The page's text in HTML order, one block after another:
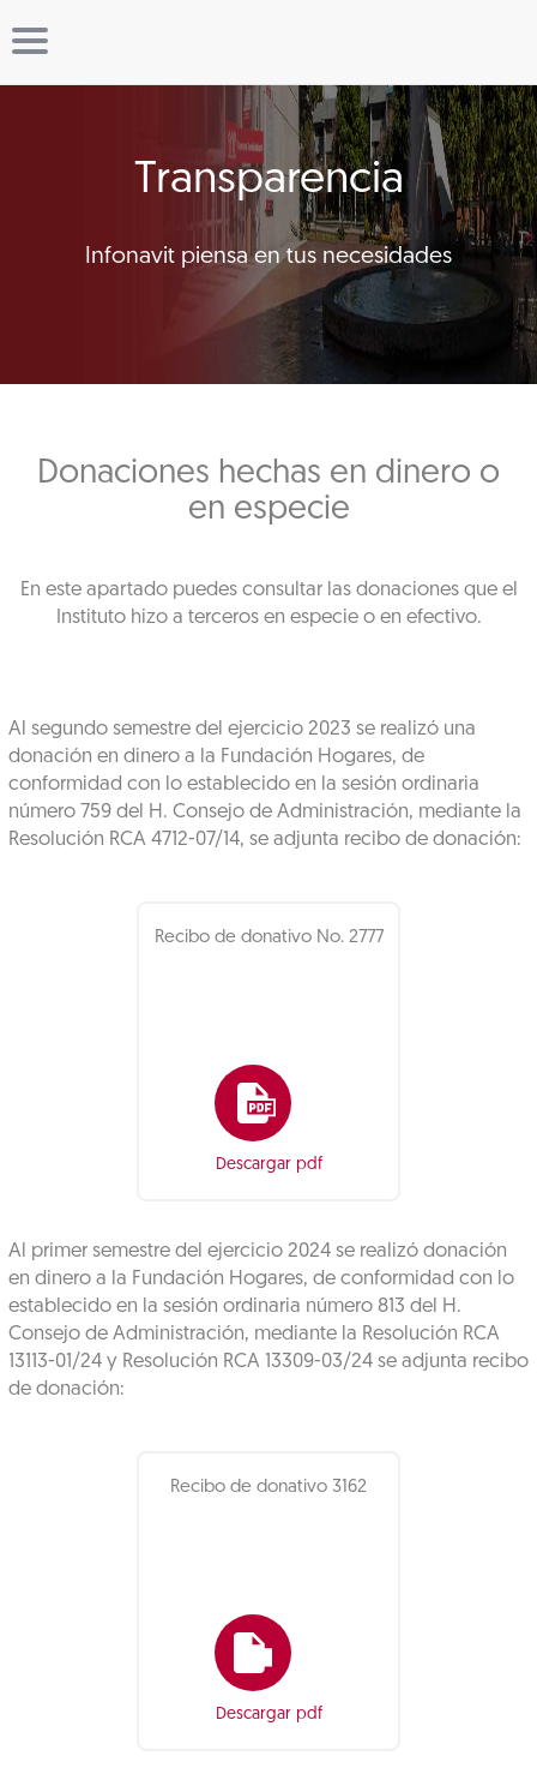
Transparencia
Infonavit piensa en tus necesidades
Donaciones hechas en dinero o
en especie
En este apartado puedes consultar las donaciones que el
Instituto hizo a terceros en especie o en efectivo.
Al segundo semestre del ejercicio 2023 se realizó una
donación en dinero a la Fundación Hogares, de
conformidad con lo establecido en la sesión ordinaria
número 759 del H. Consejo de Administración, mediante la
Resolución RCA 4712-07/14, se adjunta recibo de donación:
Recibo de donativo No. 2777
Descargar pdf
Al primer semestre del ejercicio 2024 se realizó donación
en dinero a la Fundación Hogares, de conformidad con lo
establecido en la sesión ordinaria número 813 del H.
Consejo de Administración, mediante la Resolución RCA
13113-01/24 y Resolución RCA 13309-03/24 se adjunta recibo
de donación:
Recibo de donativo 3162
Descargar pdf